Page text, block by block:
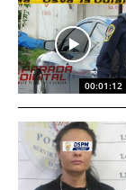
00:01:12